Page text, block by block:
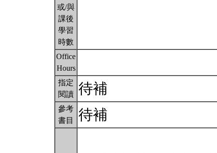
或/與
課後
學習
時數
Office
Hours
指定
閱讀 待補
參考
書目
待補